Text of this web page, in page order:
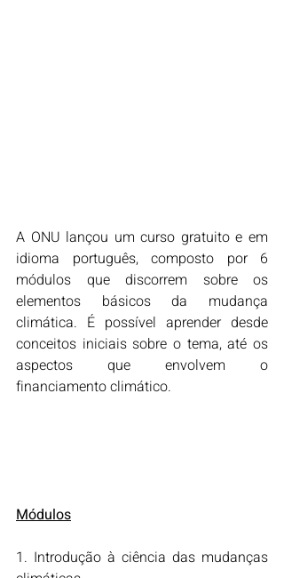
A ONU lançou um curso gratuito e em
idioma português, composto por 6
módulos que discorrem sobre os
elementos básicos da mudança
climática. É possível aprender desde
conceitos iniciais sobre o tema, até os
aspectos que envolvem o
financiamento climático.
Módulos
1. Introdução à ciência das mudanças